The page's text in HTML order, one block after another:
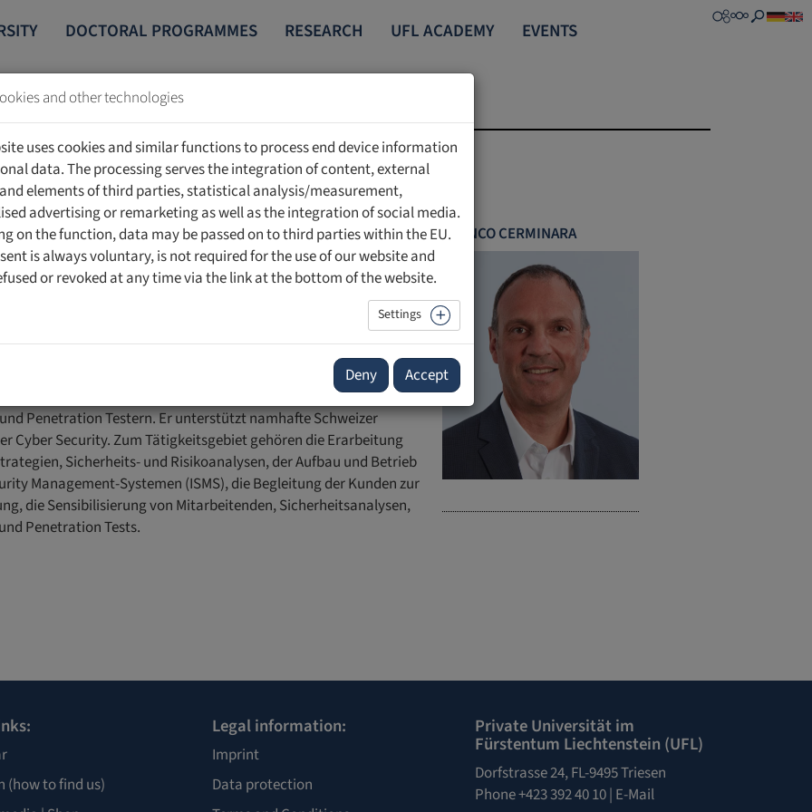
DOCTORAL PROGRAMMES RESEARCH UFL ACADEMY EVENTS
InfoGuard AG
, Chief Consulting Officer beim Schweizer Cyber Security Experten
über 30 Jahre Erfahrung im Bereich der IT- und Cyber Security. Er
und leitet ein Team von 50 erfahrenen
Penetration Testern. Er unterstützt namhafte Schweizer
Cyber Security. Zum Tätigkeitsgebiet gehören die Erarbeitung
Sicherheits- und Risikoanalysen, der Aufbau und Betrieb
Management-Systemen (ISMS), die Begleitung der Kunden zur
die Sensibilisierung von Mitarbeitenden, Sicherheitsanalysen,
Penetration Tests.
FRANCO CERMINARA
(how to find us)
Legal information:
Imprint
Data protection
Private Universität im
Fürstentum Liechtenstein (UFL)
Dorfstrasse 24, FL-9495 Triesen
Phone +423 392 40 10 | E-Mail
and other technologies
uses cookies and similar functions to process end device information
data. The processing serves the integration of content, external
elements of third parties, statistical analysis/measurement,
advertising or remarketing as well as the integration of social media.
on the function, data may be passed on to third parties within the EU.
is always voluntary, is not required for the use of our website and
or revoked at any time via the link at the bottom of the website.
Settings
Deny Accept